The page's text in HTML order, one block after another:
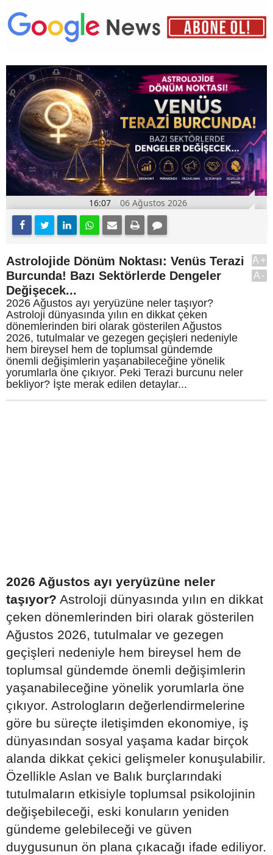
16:07 06 Ağustos 2026
Astrolojide Dönüm Noktası: Venüs Terazi
Burcunda! Bazı Sektörlerde Dengeler
Değişecek...
2026 Ağustos ayı yeryüzüne neler taşıyor?
Astroloji dünyasında yılın en dikkat çeken
dönemlerinden biri olarak gösterilen Ağustos
2026, tutulmalar ve gezegen geçişleri nedeniyle
hem bireysel hem de toplumsal gündemde
önemli değişimlerin yaşanabileceğine yönelik
yorumlarla öne çıkıyor. Peki Terazi burcunu neler
bekliyor? İşte merak edilen detaylar...
A+
A-
2026 Ağustos ayı yeryüzüne neler
taşıyor? Astroloji dünyasında yılın en dikkat
çeken dönemlerinden biri olarak gösterilen
Ağustos 2026, tutulmalar ve gezegen
geçişleri nedeniyle hem bireysel hem de
toplumsal gündemde önemli değişimlerin
yaşanabileceğine yönelik yorumlarla öne
çıkıyor. Astrologların değerlendirmelerine
göre bu süreçte iletişimden ekonomiye, iş
dünyasından sosyal yaşama kadar birçok
alanda dikkat çekici gelişmeler konuşulabilir.
Özellikle Aslan ve Balık burçlarındaki
tutulmaların etkisiyle toplumsal psikolojinin
değişebileceği, eski konuların yeniden
gündeme gelebileceği ve güven
duygusunun ön plana çıkacağı ifade ediliyor.